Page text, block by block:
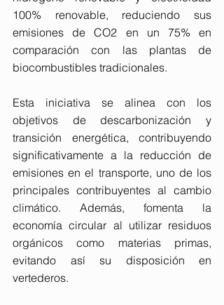
100% renovable, reduciendo sus
emisiones de CO2 en un 75% en
comparación con las plantas de
biocombustibles tradicionales.
Esta iniciativa se alinea con los
objetivos de descarbonización y
transición energética, contribuyendo
significativamente a la reducción de
emisiones en el transporte, uno de los
principales contribuyentes al cambio
climático. Además, fomenta la
economía circular al utilizar residuos
orgánicos como materias primas,
evitando así su disposición en
vertederos.